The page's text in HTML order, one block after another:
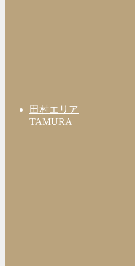
田村エリア
TAMURA